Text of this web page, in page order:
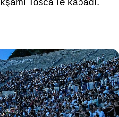
WhatsApp İhbar Hattı
Facebook
Tosca ile kapadı.